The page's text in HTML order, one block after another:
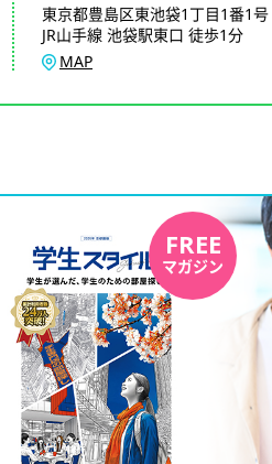
東京都豊島区東池袋1丁目1番1号
JR山手線 池袋駅東口 徒歩1分
MAP
FREE
マガジン